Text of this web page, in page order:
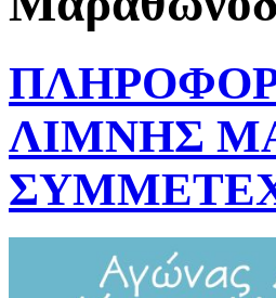
ΛΙΜΝΗΣ